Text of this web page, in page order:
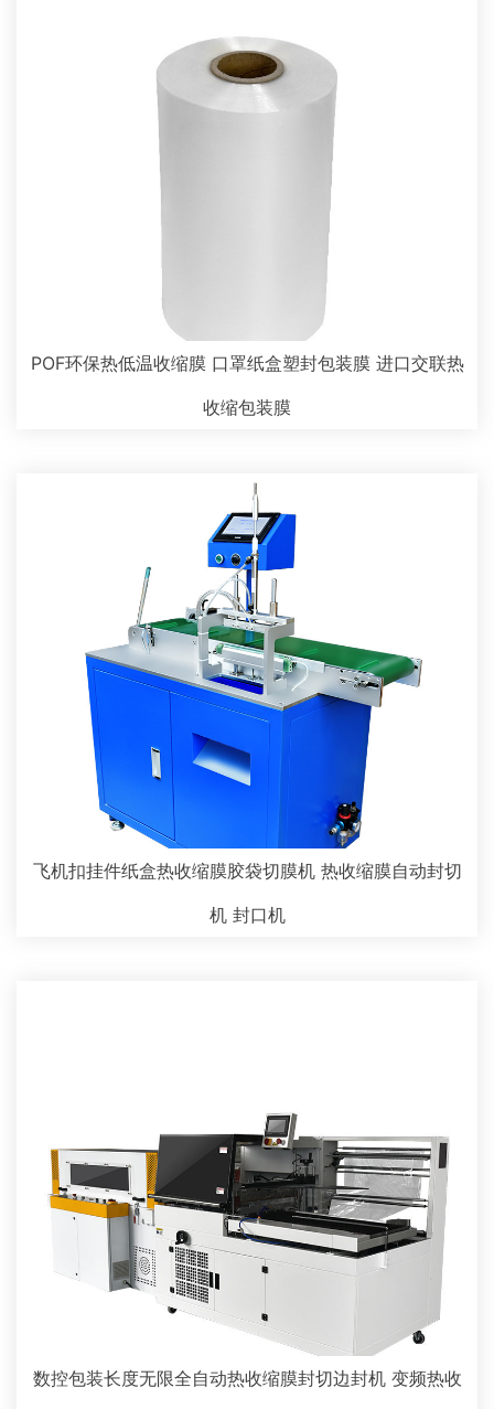
POF环保热低温收缩膜 口罩纸盒塑封包装膜 进口交联热
收缩包装膜
飞机扣挂件纸盒热收缩膜胶袋切膜机 热收缩膜自动封切
机 封口机
数控包装长度无限全自动热收缩膜封切边封机 变频热收